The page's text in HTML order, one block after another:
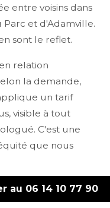
entre voisins dans
Parc et d'Adamville.
sont le reflet.
relation
la demande,
un tarif
visible à tout
C'est une
que nous
exception
au 06 14 10 77 90